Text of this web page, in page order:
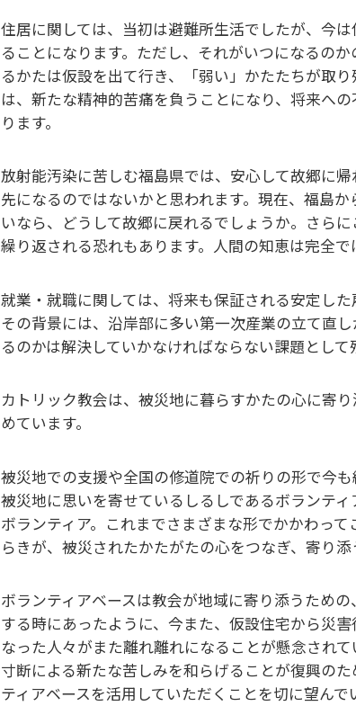
住居に関しては、当初は避難所生活でしたが、今
ることになります。ただし、それがいつになるの
るかたは仮設を出て行き、「弱い」かたたちが取
は、新たな精神的苦痛を負うことになり、将来へ
ります。
放射能汚染に苦しむ福島県では、安心して故郷に
先になるのではないかと思われます。現在、福島
いなら、どうして故郷に戻れるでしょうか。さら
繰り返される恐れもあります。人間の知恵は完全で
就業・就職に関しては、将来も保証される安定し
その背景には、沿岸部に多い第一次産業の立て直
るのかは解決していかなければならない課題として
カトリック教会は、被災地に暮らすかたの心に寄
めています。
被災地での支援や全国の修道院での祈りの形で今
被災地に思いを寄せているしるしであるボランテ
ボランティア。これまでさまざまな形でかかわっ
らきが、被災されたかたがたの心をつなぎ、寄り添
ボランティアベースは教会が地域に寄り添うため
する時にあったように、今また、仮設住宅から災
なった人々がまた離れ離れになることが懸念され
寸断による新たな苦しみを和らげることが復興の
ティアベースを活用していただくことを切に望んで